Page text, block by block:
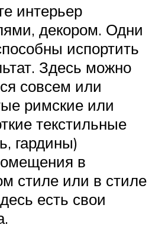
интерьер
декором. Одни
испортить
Здесь можно
совсем или
римские или
текстильные
гардины)
в
стиле или в стиле
есть свои